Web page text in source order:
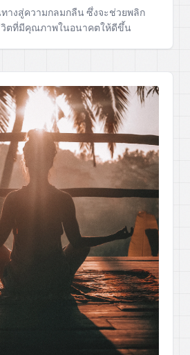
างสู่ความกลมกลืน ซึ่งจะช่วยพลิก
ตที่มีคุณภาพในอนาคตให้ดีขึ้น